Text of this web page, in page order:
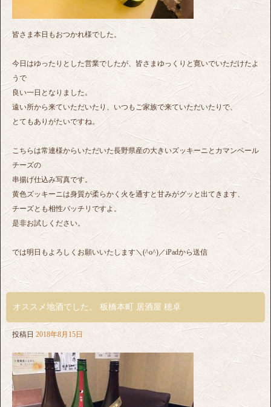
皆さま本日もおつかれ様でした。
今日はゆったりとした営業でしたが、皆さまゆっくりと寛いでいただけたよ
うで
良い一日となりました。
遠い所から来ていただいたり、いつもご家族で来ていただいたりで、
とてもありがたいですね。
こちらは常連様からいただいた長野県産の大きいズッキーニとカマンベール
チーズの
串揚げ仕込み写真です。
黄色ズッキーニは身質が柔らかく火を通すと甘みがグッと出てきます、
チーズとも相性バッチリですよ。
是非お試しください。
では明日もよろしくお願いいたします＼(^o^)／iPadから送信
オススメ地酒でした。 板橋本町 居酒屋 穂卓
投稿日 2018年8月15日